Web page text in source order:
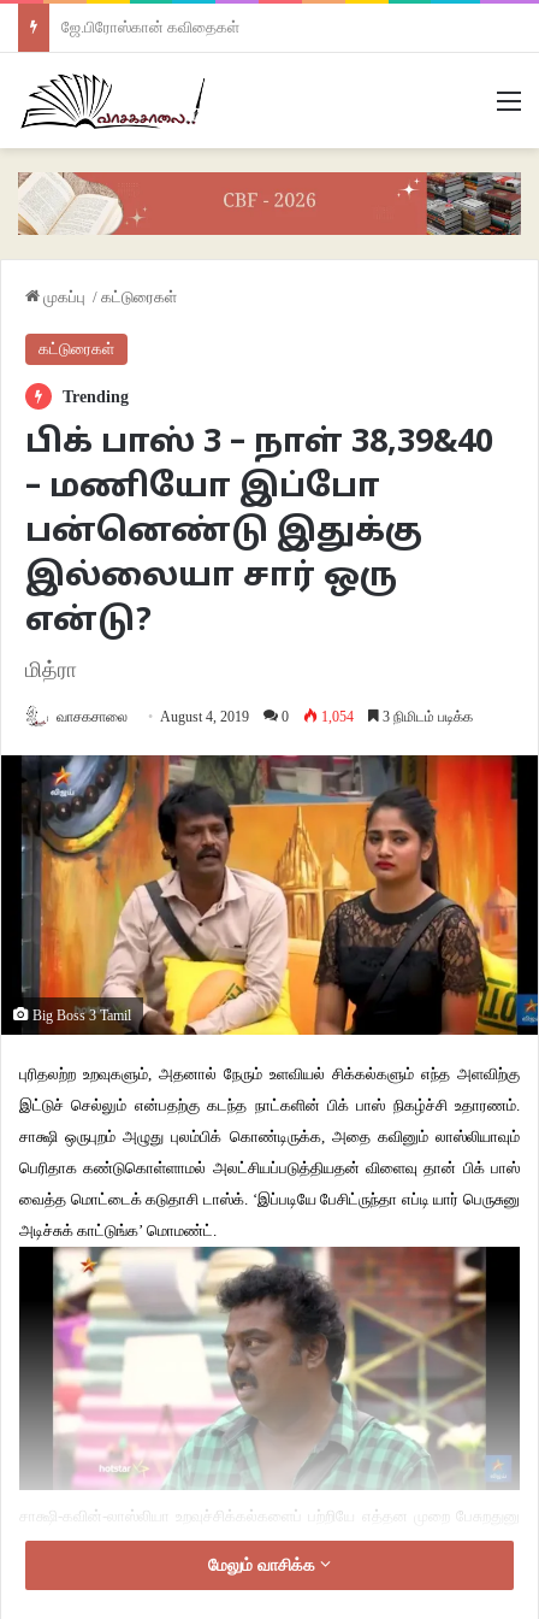
ஜே.பிரோஸ்கான் கவிதைகள்
முகப்பு / கட்டுரைகள்
கட்டுரைகள்
Trending
பிக் பாஸ் 3 – நாள் 38,39&40
– மணியோ இப்போ
பன்னெண்டு இதுக்கு
இல்லையா சார் ஒரு
என்டு?
மித்ரா
வாசகசாலை August 4, 2019 0 1,054 3 நிமிடம் படிக்க
Big Boss 3 Tamil
புரிதலற்ற உறவுகளும், அதனால் நேரும் உளவியல் சிக்கல்களும் எந்த அளவிற்கு
இட்டுச் செல்லும் என்பதற்கு கடந்த நாட்களின் பிக் பாஸ் நிகழ்ச்சி உதாரணம்.
சாக்ஷி ஒருபுறம் அழுது புலம்பிக் கொண்டிருக்க, அதை கவினும் லாஸ்லியாவும்
பெரிதாக கண்டுகொள்ளாமல் அலட்சியப்படுத்தியதன் விளைவு தான் பிக் பாஸ்
வைத்த மொட்டைக் கடுதாசி டாஸ்க். ‘இப்படியே பேசிட்ருந்தா எப்டி யார் பெருசுனு
அடிச்சுக் காட்டுங்க’ மொமண்ட்.
சாக்ஷி-கவின்-லாஸ்லியா உறவுச்சிக்கல்களைப் பற்றியே எத்தன முறை பேசுறதுனு
கடுப்பாகத் தான் இருக்கும். ஆனால், ஒவ்வொரு முறையும் அவர்கள்
வித்தியாசமாக நடந்து கொள்கிறார்கள். மனநிலை மாறுகிறது. அதைப்
மேலும் வாசிக்க